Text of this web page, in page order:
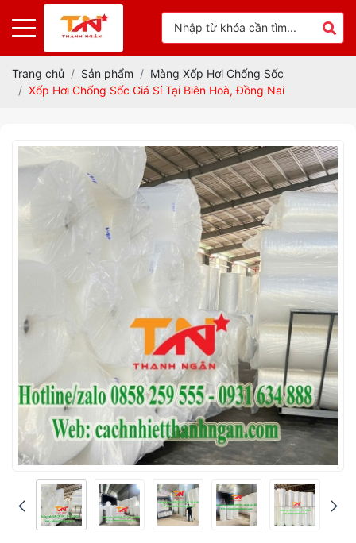
Trang chủ Sản phẩm
Màng Xốp Hơi Chống Sốc
Xốp Hơi Chống Sốc Giá Sỉ Tại Biên Hoà, Đồng Nai